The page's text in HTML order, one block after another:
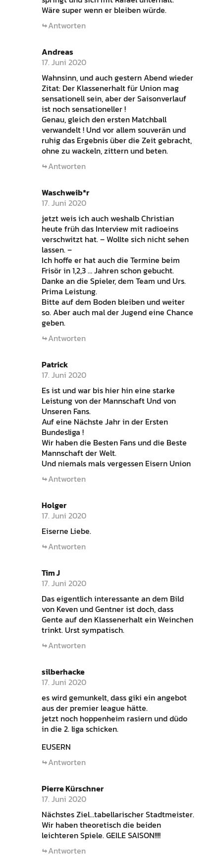
Wäre super wenn er bleiben würde.
Antworten
Andreas
17. Juni 2020
Wahnsinn, und auch gestern Abend wieder
Zitat: Der Klassenerhalt für Union mag
sensationell sein, aber der Saisonverlauf
ist noch sensationeller !
Genau, gleich den ersten Matchball
verwandelt ! Und vor allem souverän und
ruhig das Ergebnis über die Zeit gebracht,
ohne zu wackeln, zittern und beten.
Antworten
Waschweib*r
17. Juni 2020
jetzt weis ich auch weshalb Christian
heute früh das Interview mit radioeins
verschwitzt hat. – Wollte sich nicht sehen
lassen. –
Ich hoffe er hat auch die Termine beim
Frisör in 1,2,3 … Jahren schon gebucht.
Danke an die Spieler, dem Team und Urs.
Prima Leistung.
Bitte auf dem Boden bleiben und weiter
so. Aber auch mal der Jugend eine Chance
geben.
Antworten
Patrick
17. Juni 2020
Es ist und war bis hier hin eine starke
Leistung von der Mannschaft Und von
Unseren Fans.
Auf eine Nächste Jahr in der Ersten
Bundesliga !
Wir haben die Besten Fans und die Beste
Mannschaft der Welt.
Und niemals mals vergessen Eisern Union
Antworten
Holger
17. Juni 2020
Eiserne Liebe.
Antworten
Tim J
17. Juni 2020
Das eigentlich interessante an dem Bild
von Keven und Gentner ist doch, dass
Gente auf den Klassenerhalt ein Weinchen
trinkt. Urst sympatisch.
Antworten
silberhacke
17. Juni 2020
es wird gemunkelt, dass giki ein angebot
aus der premier league hätte.
jetzt noch hoppenheim rasiern und düdo
in die 2. liga schicken.
EUSERN
Antworten
Pierre Kürschner
17. Juni 2020
Nächstes Ziel…tabellarischer Stadtmeister.
Wir haben theoretisch die beiden
leichteren Spiele. GEILE SAISON!!!!
Antworten